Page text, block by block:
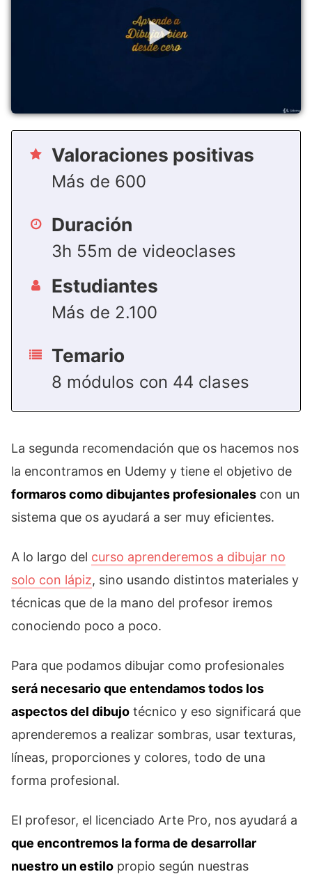
Valoraciones positivas
Más de 600
Duración
3h 55m de videoclases
Estudiantes
Más de 2.100
Temario
8 módulos con 44 clases
La segunda recomendación que os hacemos nos
la encontramos en Udemy y tiene el objetivo de
formaros como dibujantes profesionales con un
sistema que os ayudará a ser muy eficientes.
A lo largo del curso aprenderemos a dibujar no
solo con lápiz, sino usando distintos materiales y
técnicas que de la mano del profesor iremos
conociendo poco a poco.
Para que podamos dibujar como profesionales
será necesario que entendamos todos los
aspectos del dibujo técnico y eso significará que
aprenderemos a realizar sombras, usar texturas,
líneas, proporciones y colores, todo de una
forma profesional.
El profesor, el licenciado Arte Pro, nos ayudará a
que encontremos la forma de desarrollar
nuestro un estilo propio según nuestras